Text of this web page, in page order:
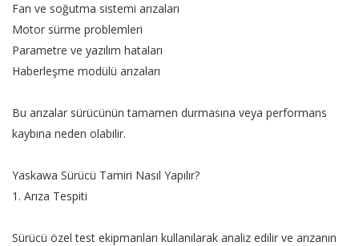
Fan ve soğutma sistemi arızaları
Motor sürme problemleri
Parametre ve yazılım hataları
Haberleşme modülü arızaları
Bu arızalar sürücünün tamamen durmasına veya performans
kaybına neden olabilir.
Yaskawa Sürücü Tamiri Nasıl Yapılır?
1. Arıza Tespiti
Sürücü özel test ekipmanları kullanılarak analiz edilir ve arızanın